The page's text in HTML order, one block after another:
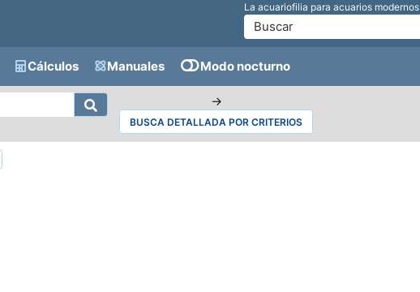
La acuariofilia para acuarios modernos
Cálculos Manuales Modo nocturno
→
BUSCA DETALLADA POR CRITERIOS